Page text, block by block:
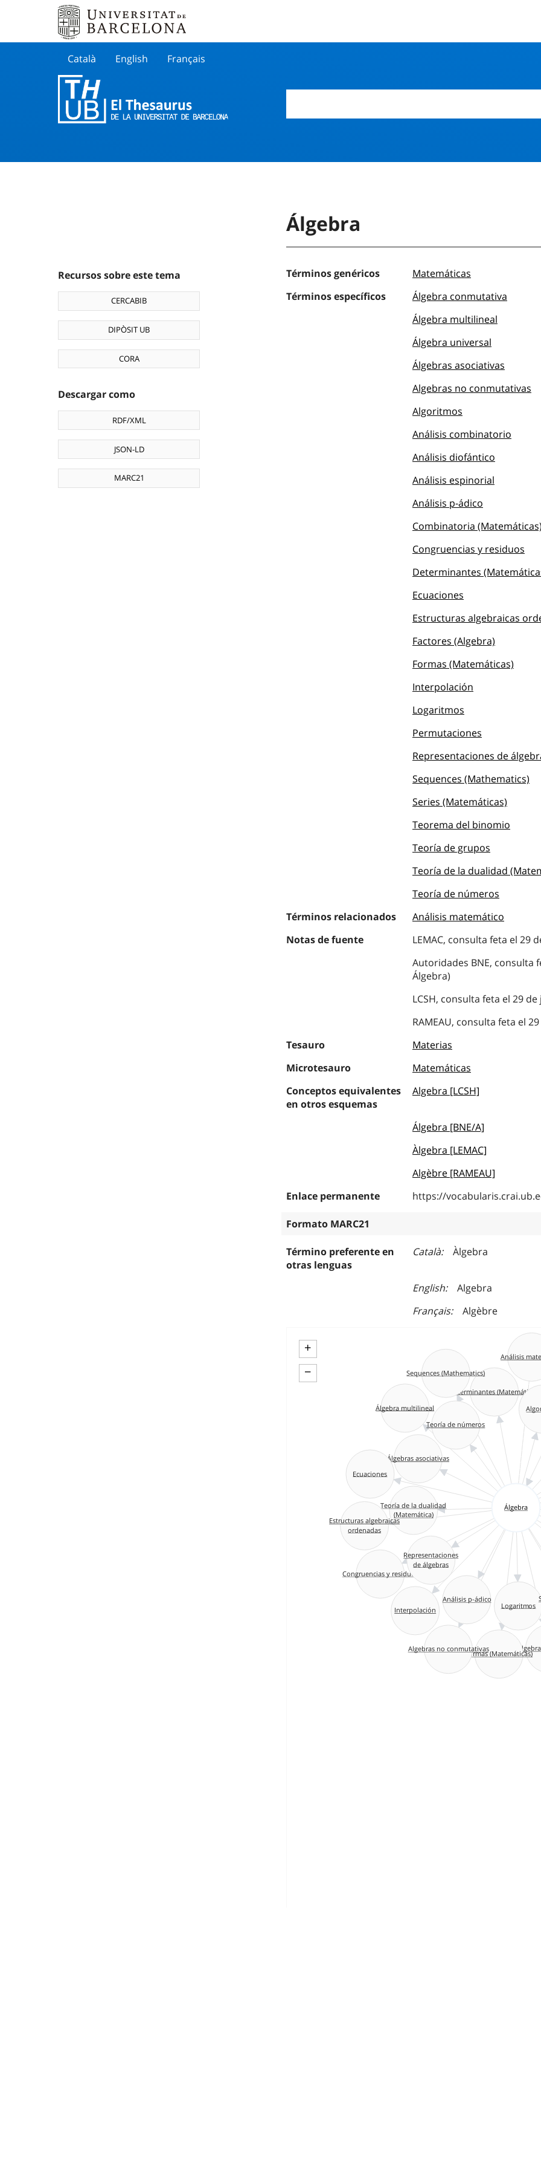
Català English Français
Recursos sobre este tema
CERCABIB
DIPÒSIT UB
CORA
Descargar como
RDF/XML
JSON-LD
MARC21
Álgebra
Términos genéricos
Matemáticas
Términos específicos
Álgebra conmutativa
Álgebra multilineal
Álgebra universal
Álgebras asociativas
Algebras no conmutativas
Algoritmos
Análisis combinatorio
Análisis diofántico
Análisis espinorial
Análisis p-ádico
Combinatoria (Matemáticas)
Congruencias y residuos
Determinantes
Ecuaciones
Estructuras algebraicas
Factores (Algebra)
Formas (Matemáticas)
Interpolación
Logaritmos
Permutaciones
Representaciones de
Sequences (Mathematics)
Series (Matemáticas)
Teorema del binomio
Teoría de grupos
Teoría de la dualidad
Teoría de números
Términos relacionados
Análisis matemático
Notas de fuente
LEMAC, consulta feta el 29
Autoridades BNE, consulta
Álgebra)
LCSH, consulta feta el 29
RAMEAU, consulta feta el
Tesauro
Materias
Microtesauro
Matemáticas
Conceptos equivalentes
en otros esquemas
Algebra [LCSH]
Álgebra [BNE/A]
Àlgebra [LEMAC]
Algèbre [RAMEAU]
Enlace permanente
https://
Formato MARC21
Término preferente en
otras lenguas
Català Àlgebra
English
Algebra
Français
Algèbre
+
−
Análisis p-ádico
Congruencias y residuos
Representaciones
de álgebras
Álgebra
Interpolación
Determinantes (Matemáticas)
Logaritmos
Teoría de la dualidad
(Matemática)
Estructuras algebraicas
ordenadas
Álgebras asociativas
Formas (Matemáticas)
Álgebra multilineal
Ecuaciones
Análisis
Teoría de números
Algebras no conmutativas
Sequences (Mathematics)